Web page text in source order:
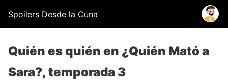
Spoilers Desde la Cuna
Quién es quién en ¿Quién Mató a
Sara?, temporada 3